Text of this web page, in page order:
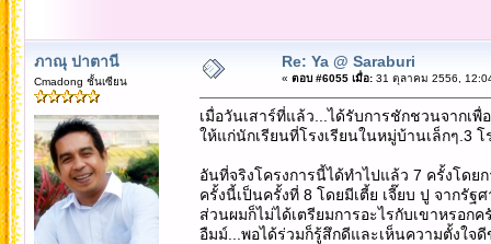
ภาณุ ปาตานี
Cmadong ชั้นเซียน
Re: Ya @ Saraburi
« ตอบ #6055 เมื่อ:31 ตุลาคม 2556,
เมื่อวันเสาร์ที่แล้ว...ได้รับการชักชวนจากเ
ให้แก่นักเรียนที่โรงเรียนในหมู่บ้านเล็กๆ.3
อันที่จริงโครงการนี้ได้ทำไปแล้ว 7 ครั้งโดย
ครั้งนี้เป็นครั้งที่ 8 โดยมีเตี้ย เจี๊ยบ ปู จากรั
ส่วนผมก็ไม่ได้เตรียมการอะไรกับเขาหรอก
อืมม์...พอได้ร่วมก็รู้สึกดีและเห็นความตั้งใจ